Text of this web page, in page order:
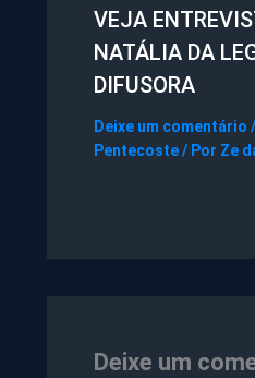
VEJA
NATÁLIA DA
DIFUSORA
Deixe um comentário /
Pentecoste/ Por Ze
Deixe um